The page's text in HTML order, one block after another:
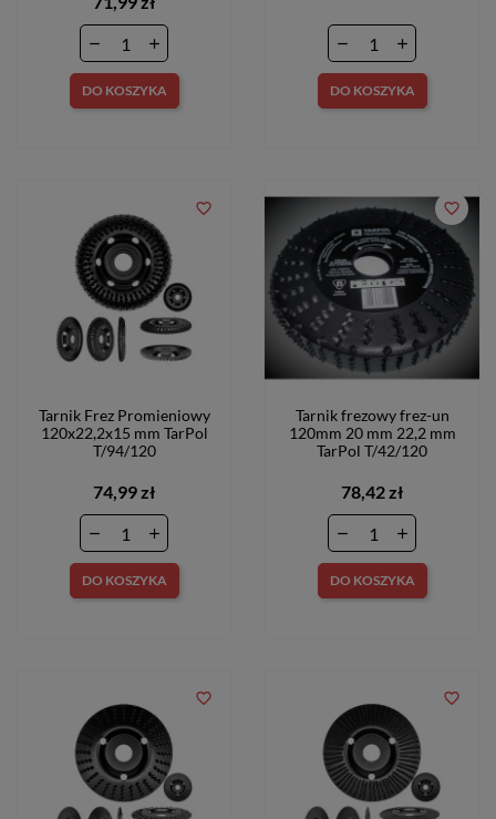
DO KOSZYKA DO KOSZYKA
Tarnik Frez Promieniowy
120x22,2x15 mm TarPol
T/94/120
74,99 zł
DO KOSZYKA
favorite_border
Tarnik frezowy frez-un
120mm 20 mm 22,2 mm
TarPol T/42/120
78,42 zł
DO KOSZYKA
favorite_border
favorite_border favorite_border